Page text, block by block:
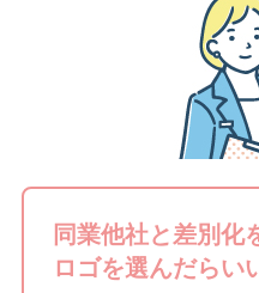
同業他社と差別化
ロゴを選んだらい